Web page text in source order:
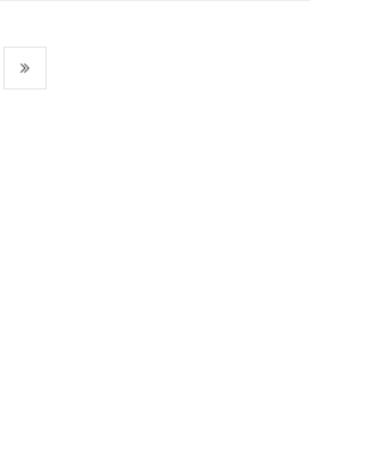
المواجهة للشرق والغرب لها تأثير كبير على مقاومة